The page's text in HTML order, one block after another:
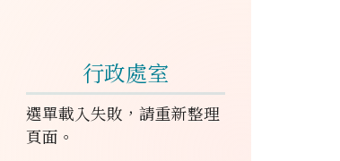
行政處室
選單載入失敗，請重新整理
頁面。